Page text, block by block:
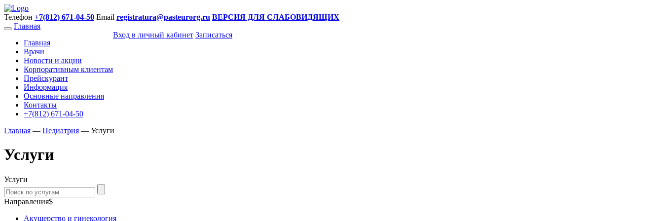
Телефон +7(812) 671-04-50 Email registratura@pasteurorg.ru ВЕРСИЯ ДЛЯ СЛАБОВИДЯЩИХ
Главная
Главная
Врачи
Новости и акции
Корпоративным клиентам
Прейскурант
Информация
Основные направления
Контакты
+7(812) 671-04-50
Вход в личный кабинет Записаться
Главная — Педиатрия — Услуги
Услуги
Услуги
Направления$
Акушерство и гинекология